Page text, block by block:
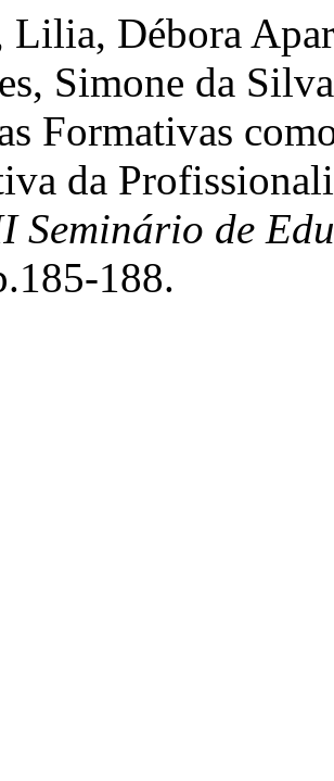
Débora
Simone da
Formativas
da
Seminário de
188.